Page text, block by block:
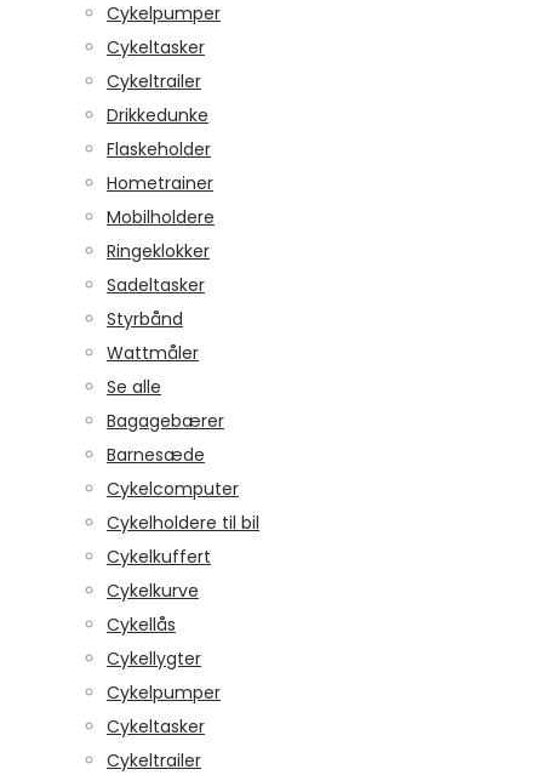
Cykelpumper
Cykeltasker
Cykeltrailer
Drikkedunke
Flaskeholder
Hometrainer
Mobilholdere
Ringeklokker
Sadeltasker
Styrbånd
Wattmåler
Se alle
Bagagebærer
Barnesæde
Cykelcomputer
Cykelholdere til bil
Cykelkuffert
Cykelkurve
Cykellås
Cykellygter
Cykelpumper
Cykeltasker
Cykeltrailer